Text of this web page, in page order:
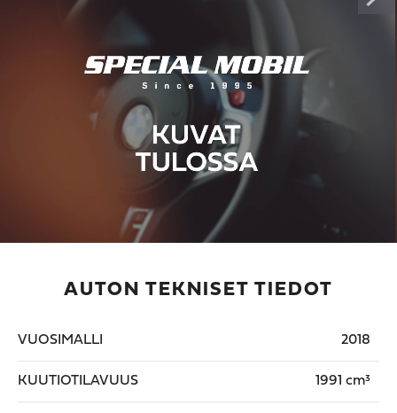
AUTON TEKNISET TIEDOT
VUOSIMALLI 2018
KUUTIOTILAVUUS 1991 cm³